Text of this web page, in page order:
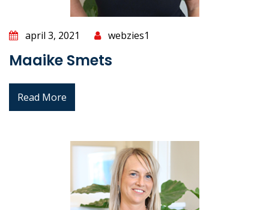
april 3, 2021 webzies1
Maaike Smets
Read More